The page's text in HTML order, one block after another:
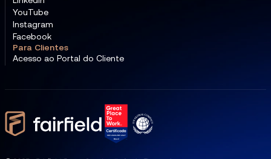
YouTube
Instagram
Facebook
Para Clientes
Acesso ao Portal do Cliente